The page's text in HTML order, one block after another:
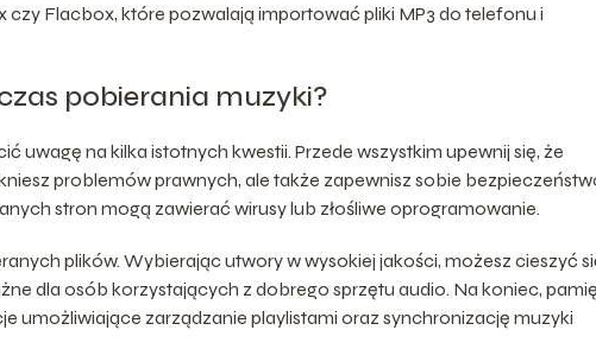
czy Flacbox, które pozwalają importować pliki MP3 do telefonu i
pobierania muzyki?
uwagę na kilka istotnych kwestii. Przede wszystkim upewnij się, że
problemów prawnych, ale także zapewnisz sobie
stron mogą zawierać wirusy lub złośliwe oprogramowanie.
plików. Wybierając utwory w wysokiej jakości, możesz cieszyć
dla osób korzystających z dobrego sprzętu audio. Na koniec,
umożliwiające zarządzanie playlistami oraz synchronizację muzyki